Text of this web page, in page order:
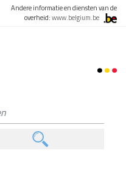
Andere informatie en diensten van de
overheid:www.belgium.be